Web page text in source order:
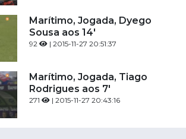
Marítimo, Jogada, Dyego
Sousa aos 14'
92 | 2015-11-27 20:51:37
Marítimo, Jogada, Tiago
Rodrigues aos 7'
271 | 2015-11-27 20:43:16